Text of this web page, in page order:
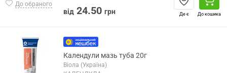
До обраного
від 24.50 грн Де є До кошика
Календули мазь туба 20г
Віола (Україна)